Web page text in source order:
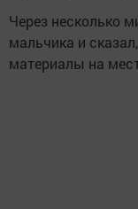
Через несколько
мальчика и
материалы на